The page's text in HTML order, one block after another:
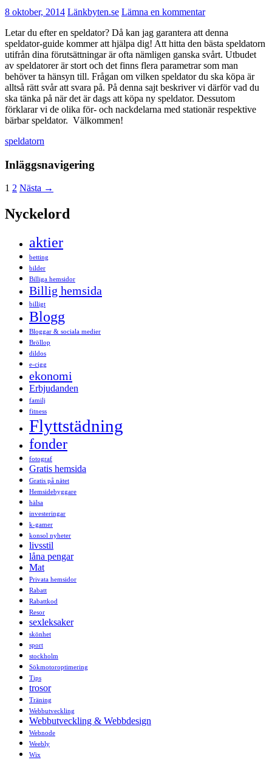
8 oktober, 2014 Länkbyten.se Lämna en kommentar
Letar du efter en speldator? Då kan jag garantera att denna
speldator-guide kommer att hjälpa dig! Att hitta den bästa speldatorn
utifrån dina förutsättningar är ofta nämligen ganska svårt. Utbudet
av speldatorer är stort och det finns flera parametrar som man
behöver ta hänsyn till. Frågan om vilken speldator du ska köpa är
alltså rätt svår att svara på. På denna sajt beskriver vi därför vad du
ska tänka på när det är dags att köpa ny speldator. Dessutom
förklarar vi de olika för- och nackdelarna med stationär respektive
bärbar speldator. Välkommen!
speldatorn
Inläggsnavigering
1 2 Nästa →
Nyckelord
aktier
betting
bilder
Billiga hemsidor
Billig hemsida
billigt
Blogg
Bloggar & sociala medier
Bröllop
dildos
e-cigg
ekonomi
Erbjudanden
familj
fitness
Flyttstädning
fonder
fotograf
Gratis hemsida
Gratis på nätet
Hemsidebyggare
hälsa
investeringar
k-gamer
konsol nyheter
livsstil
låna pengar
Mat
Privata hemsidor
Rabatt
Rabattkod
Resor
sexleksaker
skönhet
sport
stockholm
Sökmotoroptimering
Tips
trosor
Träning
Webbutveckling
Webbutveckling & Webbdesign
Webnode
Weebly
Wix